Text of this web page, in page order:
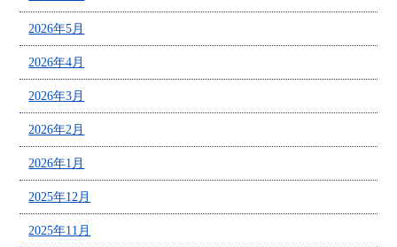
2026年5月
2026年4月
2026年3月
2026年2月
2026年1月
2025年12月
2025年11月